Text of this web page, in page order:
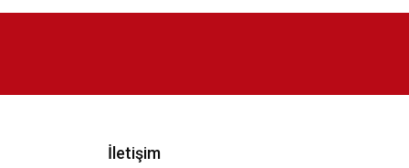
İletişim